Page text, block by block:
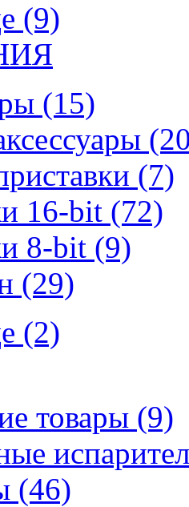
(9)
(15)
(7)
16-bit (72)
8-bit (9)
(29)
(2)
товары (9)
(46)